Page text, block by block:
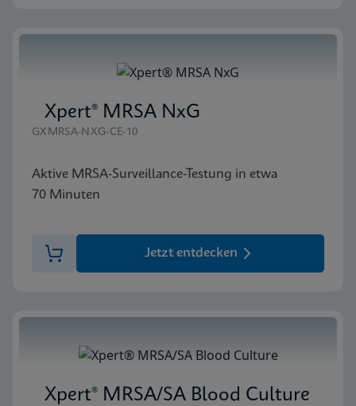
Xpert® MRSA NxG
GXMRSA-NXG-CE-10
Aktive MRSA-Surveillance-Testung in etwa
70 Minuten
Jetzt entdecken
Xpert® MRSA/SA Blood Culture